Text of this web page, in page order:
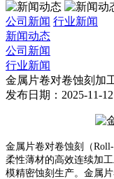
公司新闻 行业新闻
新闻动态
公司新闻
行业新闻
金属片卷对卷蚀刻加
发布日期：2025-11-12
金属片卷对卷蚀刻（
柔性薄材的高效连续加
模精密蚀刻生产。金属